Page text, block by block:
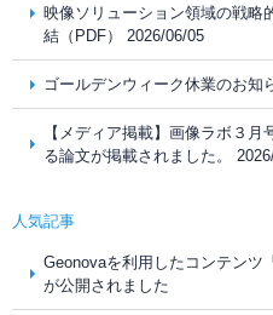
映像ソリューション領域の戦略
結（PDF） 2026/06/05
ゴールデンウィーク休業のお知
【メディア掲載】画像ラボ３
る論文が掲載されました。
人気記事
Geonovaを利用したコンテンツ
が公開されました